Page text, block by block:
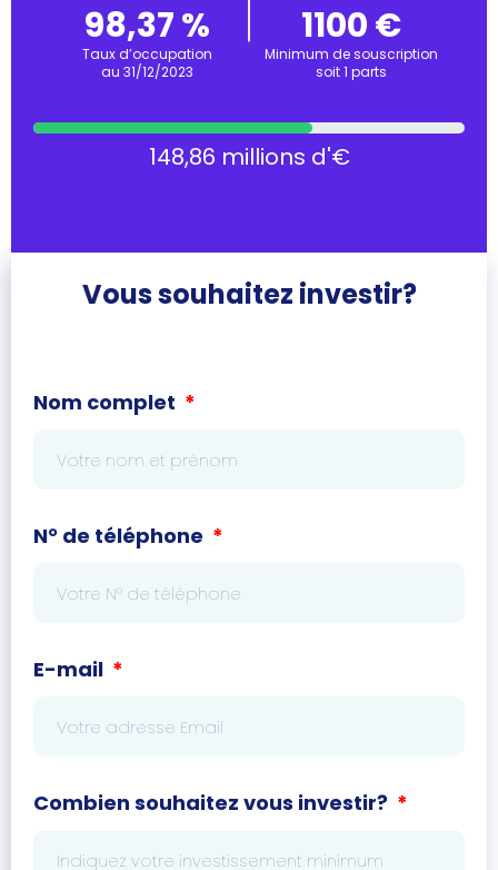
98,37 %
Taux d’occupation
au 31/12/2023
1100 €
Minimum de souscription
soit 1 parts
148,86 millions d'€
Vous souhaitez investir?
Nom complet
N° de téléphone
E-mail
Combien souhaitez vous investir?